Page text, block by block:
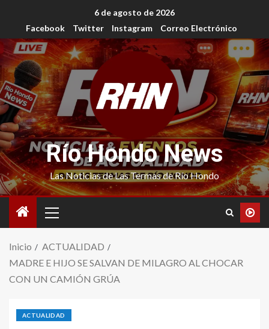
6 de agosto de 2026
Facebook
Twitter Instagram Correo Electrónico
Río Hondo News
Las Noticias de Las Termas de Río Hondo
Inicio
ACTUALIDAD
MADRE E HIJO SE SALVAN DE MILAGRO AL CHOCAR
CON UN CAMIÓN GRÚA
ACTUALIDAD